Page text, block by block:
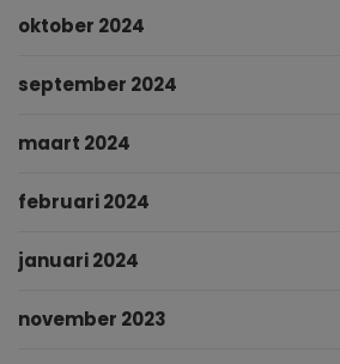
oktober 2024
september 2024
maart 2024
februari 2024
januari 2024
november 2023